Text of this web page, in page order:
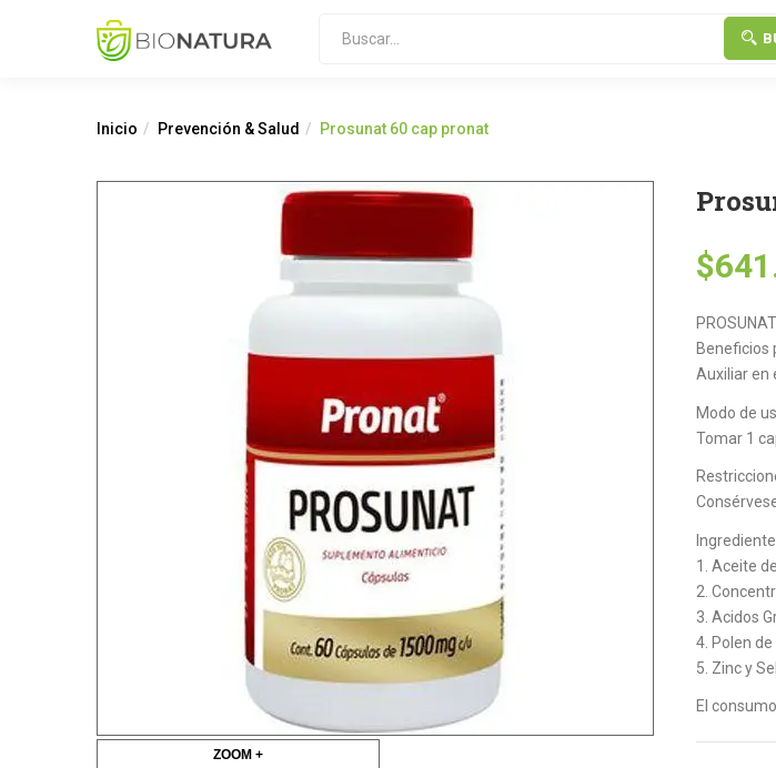
Inicio Prevención & Salud Prosunat 60 cap pronat
ZOOM +
$
PROSUNAT
Beneficios
Auxiliar en
Modo de
Tomar 1
1. Aceite
2.
3. Acidos
4. Polen
5. Zinc y
El